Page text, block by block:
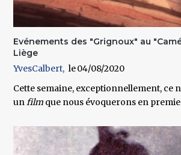
Evénements des "Grignoux" au
Liège
YvesCalbert
04/08/2020
Cette semaine, exceptionnellement, ce
unfilm que nous évoquerons en